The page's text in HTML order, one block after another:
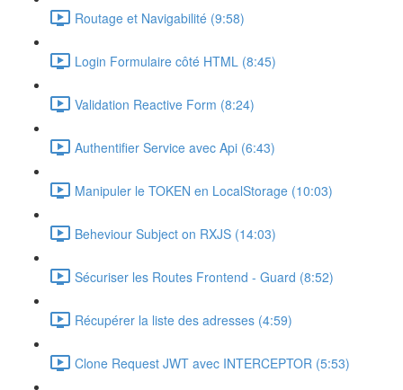
Routage et Navigabilité (9:58)
Login Formulaire côté HTML (8:45)
Validation Reactive Form (8:24)
Authentifier Service avec Api (6:43)
Manipuler le TOKEN en LocalStorage (10:03)
Beheviour Subject on RXJS (14:03)
Sécuriser les Routes Frontend - Guard (8:52)
Récupérer la liste des adresses (4:59)
Clone Request JWT avec INTERCEPTOR (5:53)